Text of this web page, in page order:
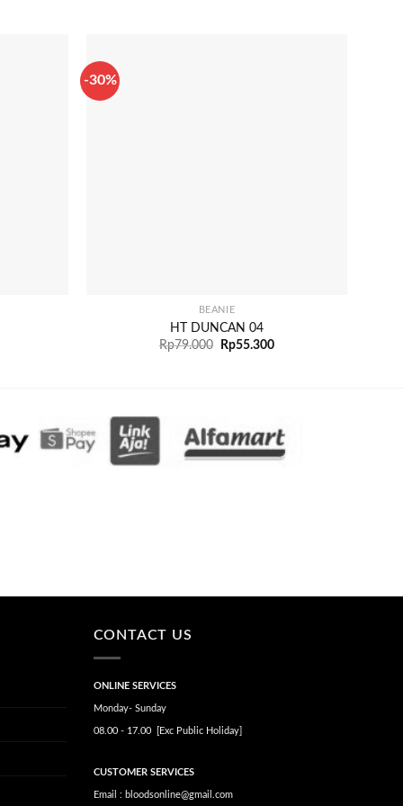
-30%
BEANIE
HT DUNCAN 04
Rp79.000 Rp55.300
CONTACT US
ONLINE SERVICES
Monday- Sunday
08.00 - 17.00 [Exc Public Holiday]
CUSTOMER SERVICES
Email : bloodsonline@gmail.com